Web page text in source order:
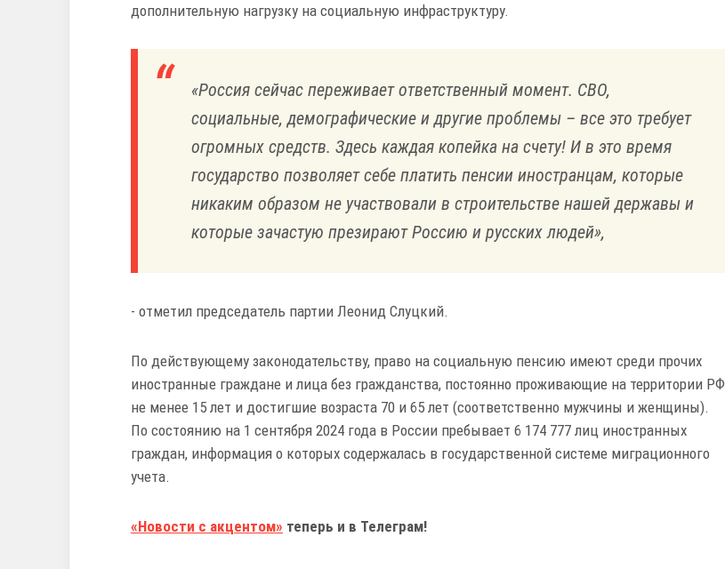
дополнительную нагрузку на социальную инфраструктуру.
«Россия сейчас переживает ответственный момент. СВО,
социальные, демографические и другие проблемы – все это требует
огромных средств. Здесь каждая копейка на счету! И в это время
государство позволяет себе платить пенсии иностранцам, которые
никаким образом не участвовали в строительстве нашей державы и
которые зачастую презирают Россию и русских людей»,
- отметил председатель партии Леонид Слуцкий.
По действующему законодательству, право на социальную пенсию имеют среди прочих
иностранные граждане и лица без гражданства, постоянно проживающие на территории РФ
не менее 15 лет и достигшие возраста 70 и 65 лет (соответственно мужчины и женщины).
По состоянию на 1 сентября 2024 года в России пребывает 6 174 777 лиц иностранных
граждан, информация о которых содержалась в государственной системе миграционного
учета.
«Новости с акцентом» теперь и в Телеграм!